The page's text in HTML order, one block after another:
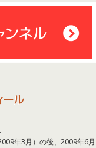
年3月）の後、2009年6月